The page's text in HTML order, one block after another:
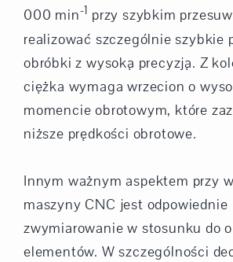
000 min-1 przy szybkim
realizować szczególnie szybkie
obróbki z wysoką precyzją. Z
ciężka wymaga wrzecion o
momencie obrotowym, które
niższe prędkości obrotowe.
Innym ważnym aspektem przy
maszyny CNC jest odpowiednie
zwymiarowanie w stosunku do
elementów. W szczególności